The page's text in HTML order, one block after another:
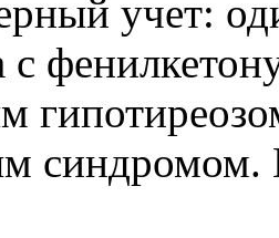
учет:
с
синдромом.